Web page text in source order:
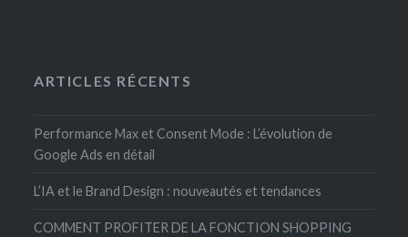
ARTICLES RÉCENTS
Performance Max et Consent Mode : L’évolution de
Google Ads en détail
L’IA et le Brand Design : nouveautés et tendances
COMMENT PROFITER DE LA FONCTION SHOPPING